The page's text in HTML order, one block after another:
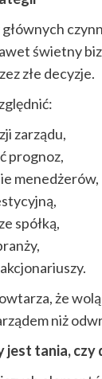
świetny
złe decyzje.
zarządu,
prognoz,
menedżerów,
spółką,
że
niż
jest tania, czy